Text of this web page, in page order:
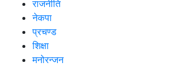
राजनीति
नेकपा
प्रचण्ड
शिक्षा
मनोरन्जन